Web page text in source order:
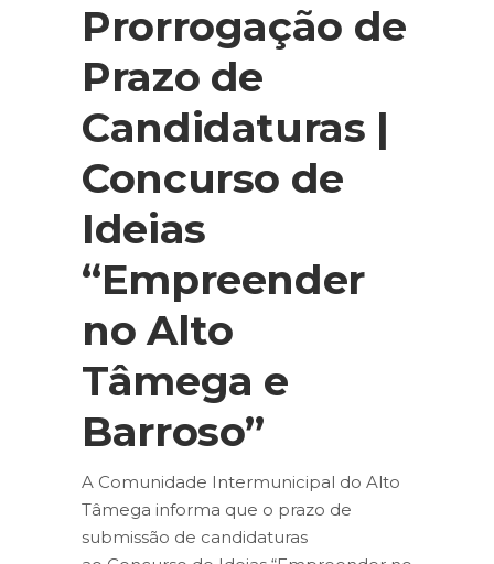
Prorrogação de
Prazo de
Candidaturas |
Concurso de
Ideias
“Empreender
no Alto
Tâmega e
Barroso”
A Comunidade Intermunicipal do Alto
Tâmega informa que o prazo de
submissão de candidaturas